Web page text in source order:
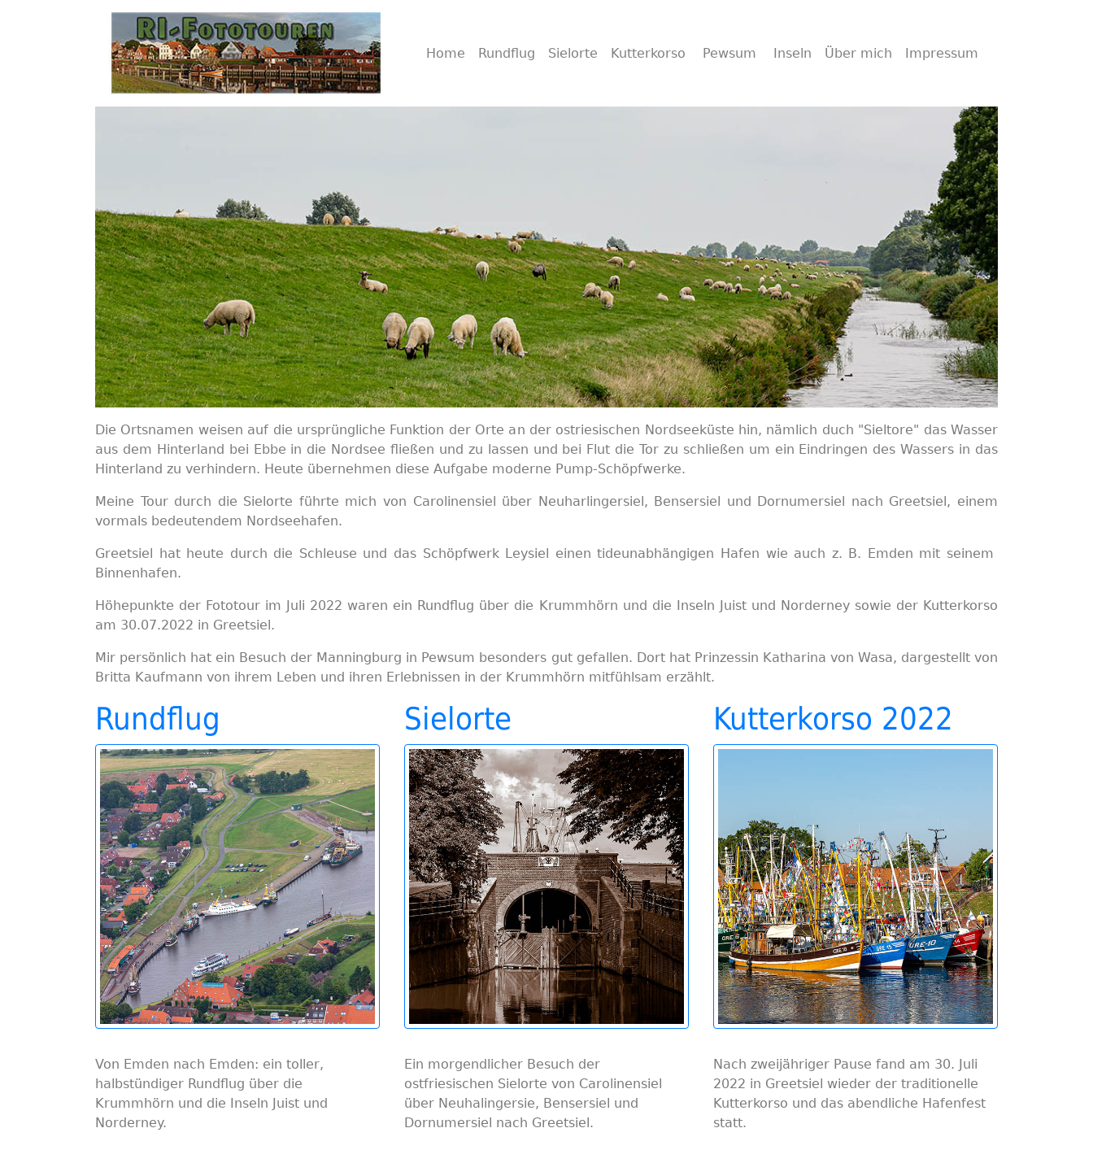
Home Rundflug Sielorte Kutterkorso Pewsum Inseln Über mich Impressum
Die Ortsnamen weisen auf die ursprüngliche Funktion der Orte an der ostriesischen Nordseeküste hin, nämlich duch "Sieltore" das Wasser
aus dem Hinterland bei Ebbe in die Nordsee fließen und zu lassen und bei Flut die Tor zu schließen um ein Eindringen des Wassers in das
Hinterland zu verhindern. Heute übernehmen diese Aufgabe moderne Pump-Schöpfwerke.
Meine Tour durch die Sielorte führte mich von Carolinensiel über Neuharlingersiel, Bensersiel und Dornumersiel nach Greetsiel, einem
vormals bedeutendem Nordseehafen.
Greetsiel hat heute durch die Schleuse und das Schöpfwerk Leysiel einen tideunabhängigen Hafen wie auch z. B. Emden mit seinem
Binnenhafen.
Höhepunkte der Fototour im Juli 2022 waren ein Rundflug über die Krummhörn und die Inseln Juist und Norderney sowie der Kutterkorso
am 30.07.2022 in Greetsiel.
Mir persönlich hat ein Besuch der Manningburg in Pewsum besonders gut gefallen. Dort hat Prinzessin Katharina von Wasa, dargestellt von
Britta Kaufmann von ihrem Leben und ihren Erlebnissen in der Krummhörn mitfühlsam erzählt.
Rundflug
Von Emden nach Emden: ein toller,
halbstündiger Rundflug über die
Krummhörn und die Inseln Juist und
Norderney.
Sielorte
Ein morgendlicher Besuch der
ostfriesischen Sielorte von Carolinensiel
über Neuhalingersie, Bensersiel und
Dornumersiel nach Greetsiel.
Kutterkorso 2022
Nach zweijähriger Pause fand am 30. Juli
2022 in Greetsiel wieder der traditionelle
Kutterkorso und das abendliche Hafenfest
statt.